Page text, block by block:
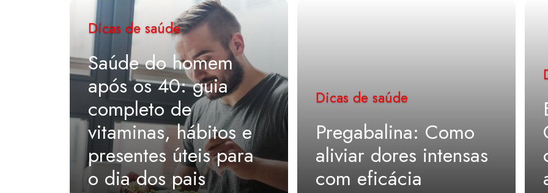
Dicas de saúde
Saúde do homem
após os 40: guia
completo de
vitaminas, hábitos e
presentes úteis para
o dia dos pais
Dicas de saúde
Pregabalina: Como
aliviar dores intensas
com eficácia